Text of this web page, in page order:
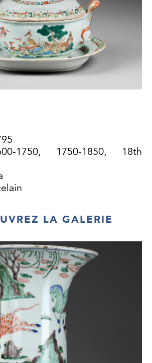
1750, 1750-1850, 18th
LA GALERIE